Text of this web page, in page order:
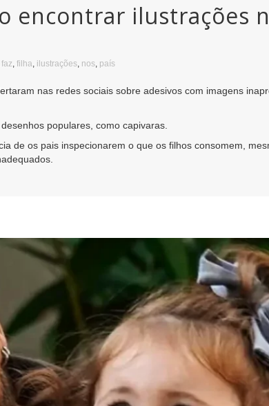
encontrar ilustrações
faz, filha, ilustrações, nos, país
nas redes sociais sobre adesivos com imagens
populares, como capivaras.
de os pais inspecionarem o que os filhos consomem,